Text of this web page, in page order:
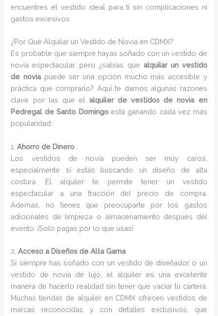
encuentres el vestido ideal para ti sin complicaciones ni
gastos excesivos.
¿Por Qué Alquilar un Vestido de Novia en CDMX?
Es probable que siempre hayas soñado con un vestido de
novia espectacular, pero ¿sabías que alquilar un vestido
de noviapuede ser una opción mucho más accesible y
práctica que comprarlo? Aquí te damos algunas razones
clave por las que el alquiler de vestidos de novia en
Pedregal de Santo Domingoestá ganando cada vez más
popularidad:
1.Ahorro de Dinero
Los vestidos de novia pueden ser muy caros,
especialmente si estás buscando un diseño de alta
costura. El alquiler te permite tener un vestido
espectacular a una fracción del precio de compra.
Además, no tienes que preocuparte por los gastos
adicionales de limpieza o almacenamiento después del
evento. ¡Solo pagas por lo que usas!
2.Acceso a Diseños de Alta Gama
Si siempre has soñado con un vestido de diseñador o un
vestido de novia de lujo, el alquiler es una excelente
manera de hacerlo realidad sin tener que vaciar tu cartera.
Muchas tiendas de alquiler en CDMX ofrecen vestidos de
marcas reconocidas y con detalles exclusivos, que